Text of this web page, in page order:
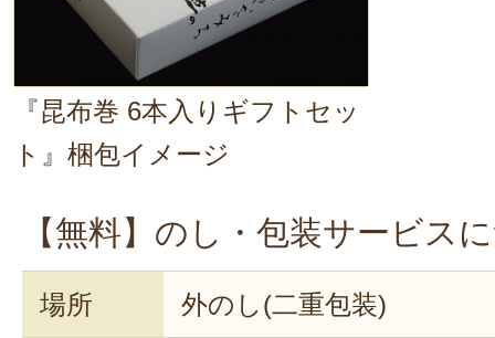
スーパーの商品とは別格です。ま
お母様の為にお買い求めいただ
ございました。
大当たりで何よりでございまし
昆布と鮭(具材)バランスよく召
るよう苦心しております。
『昆布巻 6本入りギフトセッ
ト』梱包イメージ
【無料】のし・包装サービス
場所 外のし(二重包装)